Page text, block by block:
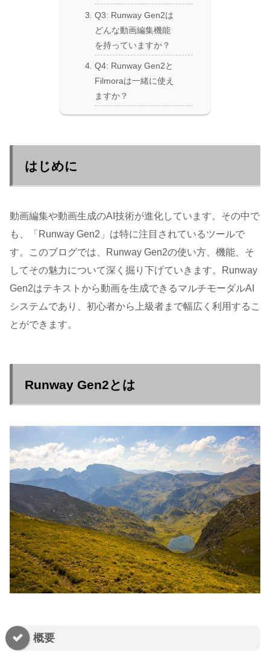
Q3: Runway Gen2は
どんな動画編集機能
を持っていますか？
Q4: Runway Gen2と
Filmoraは一緒に使え
ますか？
はじめに
動画編集や動画生成のAI技術が進化しています。その中で
も、「Runway Gen2」は特に注目されているツールで
す。このブログでは、Runway Gen2の使い方、機能、そ
してその魅力について深く掘り下げていきます。Runway
Gen2はテキストから動画を生成できるマルチモーダルAI
システムであり、初心者から上級者まで幅広く利用するこ
とができます。
Runway Gen2とは
概要